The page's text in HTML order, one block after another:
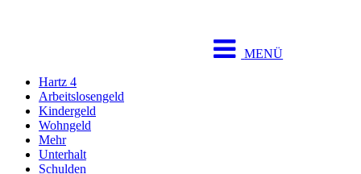
MENÜ
Hartz 4
Arbeitslosengeld
Kindergeld
Wohngeld
Mehr
Unterhalt
Schulden